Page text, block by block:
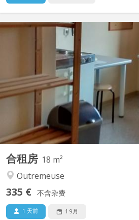
Chambre spacieuse meublée, dans
en colocation, avec en commun
commun - 1 cuisine neuve - 1
合租房 18 m²
Outremeuse
335 € 不含杂费
1 天前 1 9月